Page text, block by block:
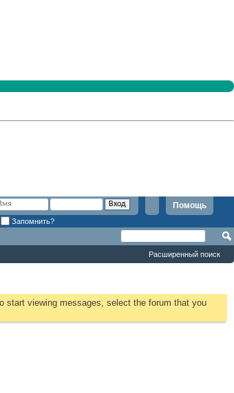
Помощь
Запомнить?
Расширенный поиск
start viewing messages, select the forum that you